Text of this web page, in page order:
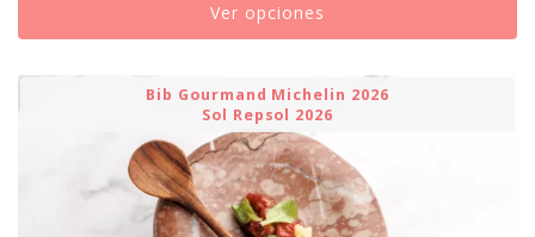
Ver opciones
Bib Gourmand Michelin 2026
Sol Repsol 2026